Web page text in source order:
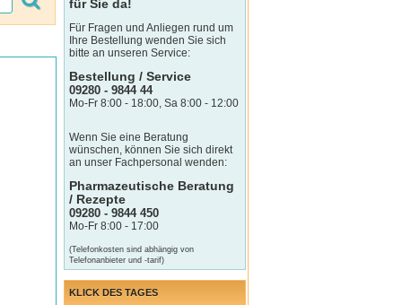
für Sie da!
Für Fragen und Anliegen rund um
Ihre Bestellung wenden Sie sich
bitte an unseren Service:
Bestellung / Service
09280 - 9844 44
Mo-Fr 8:00 - 18:00, Sa 8:00 - 12:00
Wenn Sie eine Beratung
wünschen, können Sie sich direkt
an unser Fachpersonal wenden:
Pharmazeutische Beratung
/ Rezepte
09280 - 9844 450
Mo-Fr 8:00 - 17:00
(Telefonkosten sind abhängig von
Telefonanbieter und -tarif)
KLICK DES TAGES